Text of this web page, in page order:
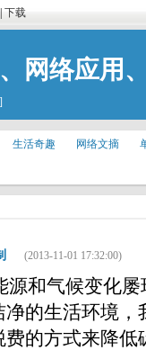
下载
网络应用
生活奇趣 网络文摘
(2013-11-01 17:32:00)
气候变化屡
的生活环境
的方式来降